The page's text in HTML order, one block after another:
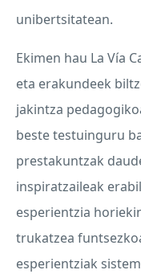
unibertsitatean.
Ekimen hau La Vía
eta erakundeek
jakintza
beste testuinguru
prestakuntzak
inspiratzaileak
esperientzia
trukatzea
esperientziak